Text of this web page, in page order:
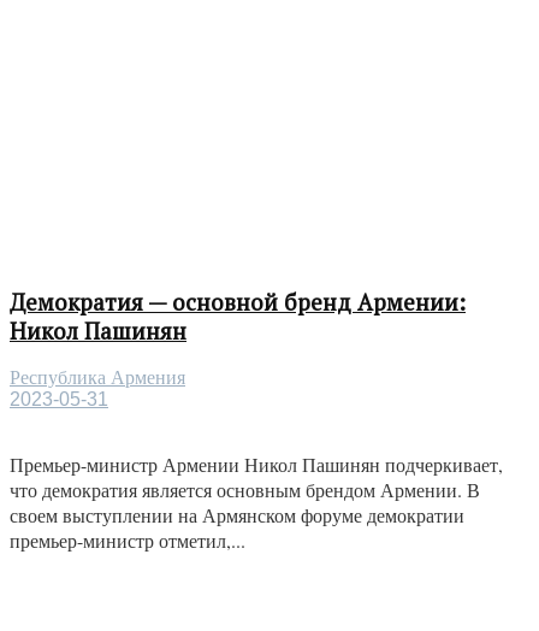
Демократия — основной бренд Армении:
Никол Пашинян
Республика Армения
2023-05-31
Премьер-министр Армении Никол Пашинян подчеркивает,
что демократия является основным брендом Армении. В
своем выступлении на Армянском форуме демократии
премьер-министр отметил,...